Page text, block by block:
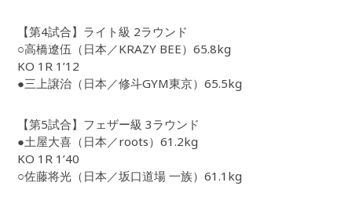
【第4試合】ライト級 2ラウンド
○高橋遼伍（日本／KRAZY BEE）65.8kg
KO 1R 1’12
●三上譲治（日本／修斗GYM東京）65.5kg
【第5試合】フェザー級 3ラウンド
●土屋大喜（日本／roots）61.2kg
KO 1R 1’40
○佐藤将光（日本／坂口道場 一族）61.1kg